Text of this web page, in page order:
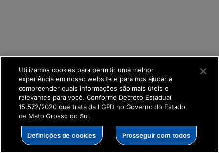
SETDIG | Secretaria-Executiva de Transformação
Digital
Utilizamos cookies para permitir uma melhor
experiência em nosso website e para nos ajudar a
compreender quais informações são mais úteis e
relevantes para você. Conforme Decreto Estadual
15.572/2020 que trata da LGPD no Governo do Estado
de Mato Grosso do Sul.
Definições de cookies Prosseguir com todos